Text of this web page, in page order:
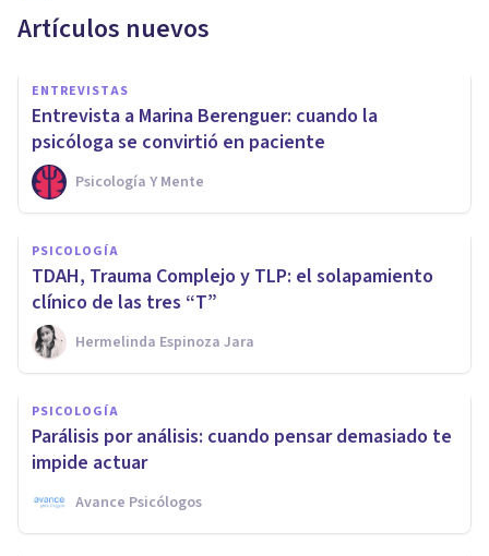
Artículos nuevos
ENTREVISTAS
Entrevista a Marina Berenguer: cuando la
psicóloga se convirtió en paciente
Psicología Y Mente
PSICOLOGÍA
TDAH, Trauma Complejo y TLP: el solapamiento
clínico de las tres “T”
Hermelinda Espinoza Jara
PSICOLOGÍA
Parálisis por análisis: cuando pensar demasiado te
impide actuar
Avance Psicólogos